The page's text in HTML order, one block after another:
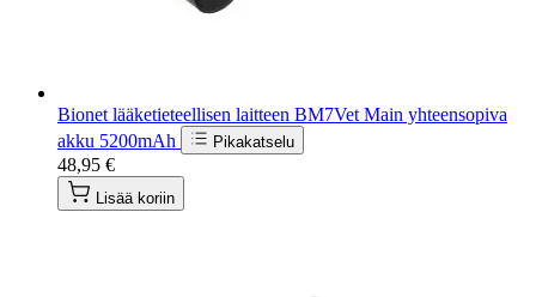
Bionet lääketieteellisen laitteen BM7Vet Main yhteensopiva
akku 5200mAh
Pikakatselu
48,95 €
Lisää koriin